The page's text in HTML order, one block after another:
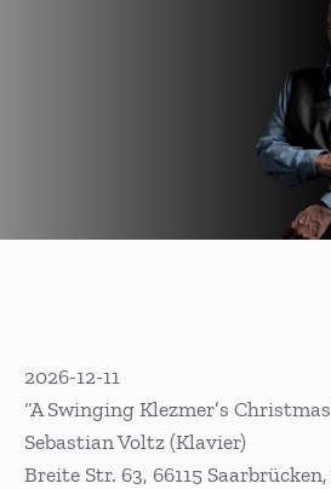
2026-12-11
“A Swinging Klezmer’s
Sebastian Voltz (Klavier)
Breite Str. 63, 66115